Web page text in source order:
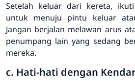
Setelah keluar dari kereta,
untuk menuju pintu keluar
Jangan berjalan melawan arus
penumpang lain yang sedang
mereka.
c. Hati-hati dengan